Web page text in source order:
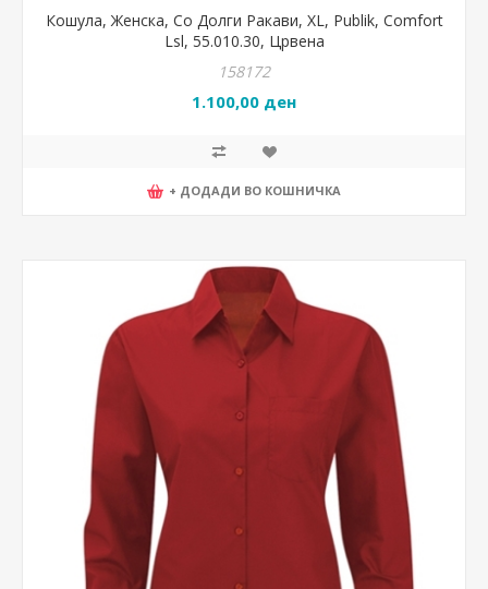
Кошула, Женска, Со Долги Ракави, XL, Publik, Comfort
Lsl, 55.010.30, Црвена
158172
1.100,00 ден
+ ДОДАДИ ВО КОШНИЧКА